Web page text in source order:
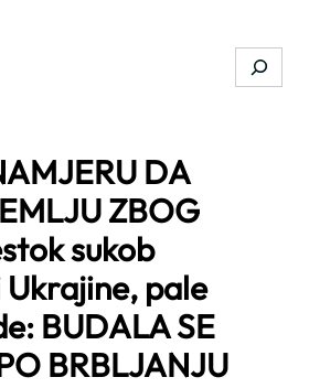
Search
DA
ZBOG
sukob
pale
BUDALA SE
BRBLJANJU